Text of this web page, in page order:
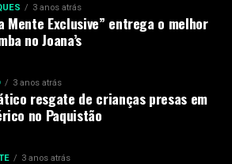
3 anos atrás
Mente Exclusive” entrega o melhor
no Joana’s
3 anos atrás
resgate de crianças presas em
no Paquistão
3 anos atrás